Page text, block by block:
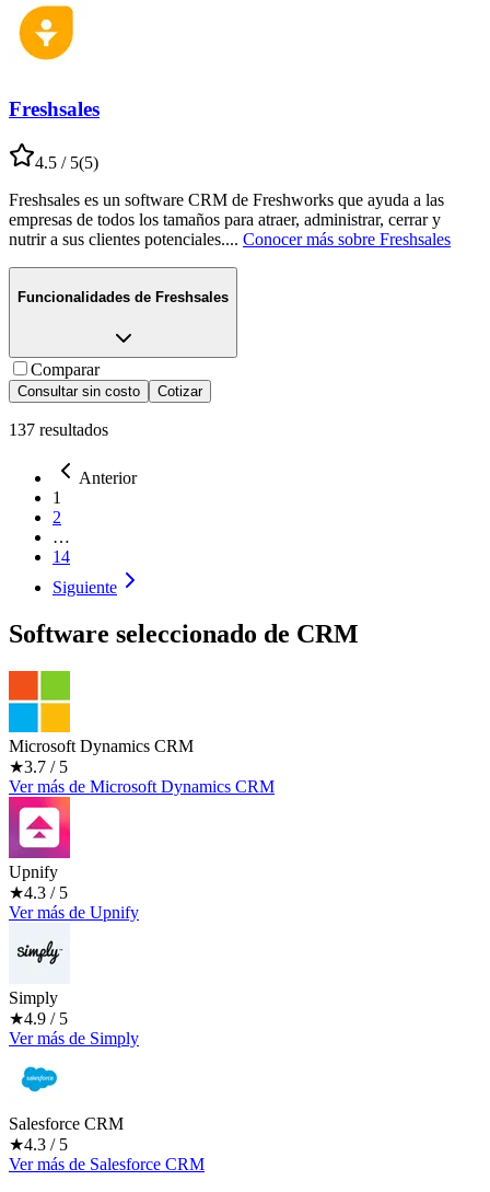
Freshsales
4.5 / 5(5)
Freshsales es un software CRM de Freshworks que ayuda a las
empresas de todos los tamaños para atraer, administrar, cerrar y
nutrir a sus clientes potenciales.... Conocer más sobre Freshsales
Funcionalidades de Freshsales
Comparar
Consultar sin costo Cotizar
137 resultados
Anterior
1
2
…
14
Siguiente
Software seleccionado de CRM
Microsoft Dynamics CRM
★3.7 / 5
Ver más de Microsoft Dynamics CRM
Upnify
★4.3 / 5
Ver más de Upnify
Simply
★4.9 / 5
Ver más de Simply
Salesforce CRM
★4.3 / 5
Ver más de Salesforce CRM